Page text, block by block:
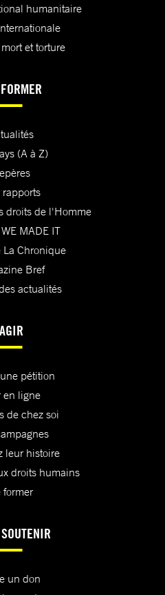
humanitaire
et torture
(A à Z)
rapports
droits de l'Homme
MADE IT
La Chronique
Bref
actualités
AGIR
pétition
en ligne
de chez soi
leur histoire
droits humains
former
un don